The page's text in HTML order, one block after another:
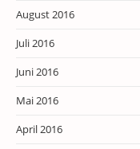
August 2016
Juli 2016
Juni 2016
Mai 2016
April 2016